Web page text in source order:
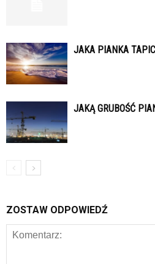
JAKA PIANKA
JAKĄ GRUBOŚĆ
ZOSTAW ODPOWIEDŹ